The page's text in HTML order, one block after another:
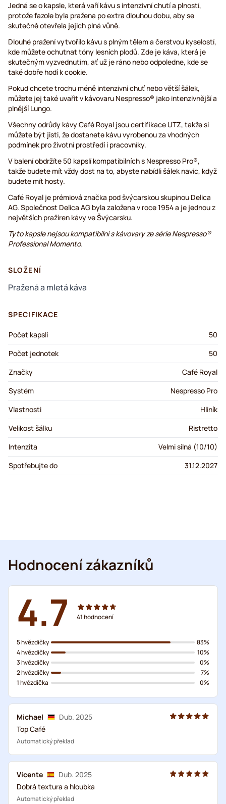
Jedná se o kapsle, která vaří kávu s intenzivní chutí a plností,
protože fazole byla pražena po extra dlouhou dobu, aby se
skutečně otevřela jejich plná vůně.
Dlouhé pražení vytvořilo kávu s plným tělem a čerstvou kyselostí,
kde můžete ochutnat tóny lesních plodů. Zde je káva, která je
skutečným vyzvednutím, ať už je ráno nebo odpoledne, kde se
také dobře hodí k cookie.
Pokud chcete trochu méně intenzivní chuť nebo větší šálek,
můžete jej také uvařit v kávovaru Nespresso® jako intenzivnější a
plnější Lungo.
Všechny odrůdy kávy Café Royal jsou certifikace UTZ, takže si
můžete být jisti, že dostanete kávu vyrobenou za vhodných
podmínek pro životní prostředí i pracovníky.
V balení obdržíte 50 kapslí kompatibilních s Nespresso Pro®,
takže budete mít vždy dost na to, abyste nabídli šálek navíc, když
budete mít hosty.
Café Royal je prémiová značka pod švýcarskou skupinou Delica
AG. Společnost Delica AG byla založena v roce 1954 a je jednou z
největších pražíren kávy ve Švýcarsku.
Tyto kapsle nejsou kompatibilní s kávovary ze série Nespresso®
Professional Momento.
SLOŽENÍ
Pražená a mletá káva
SPECIFIKACE
Počet kapslí
50
Počet jednotek
50
Značky
Café Royal
Systém
Nespresso Pro
Vlastnosti
Hliník
Velikost šálku
Ristretto
Intenzita
Velmi silná (10/10)
Spotřebujte do
31.12.2027
Hodnocení zákazníků
4.7 41hodnocení
5 hvězdičky
4 hvězdičky
3 hvězdičky
2 hvězdičky
1 hvězdička
83%
10%
0%
7%
0%
Michael
Dub. 2025
Top Café
Automatický překlad
Vicente
Dub. 2025
Dobrá textura a hloubka
Automatický překlad